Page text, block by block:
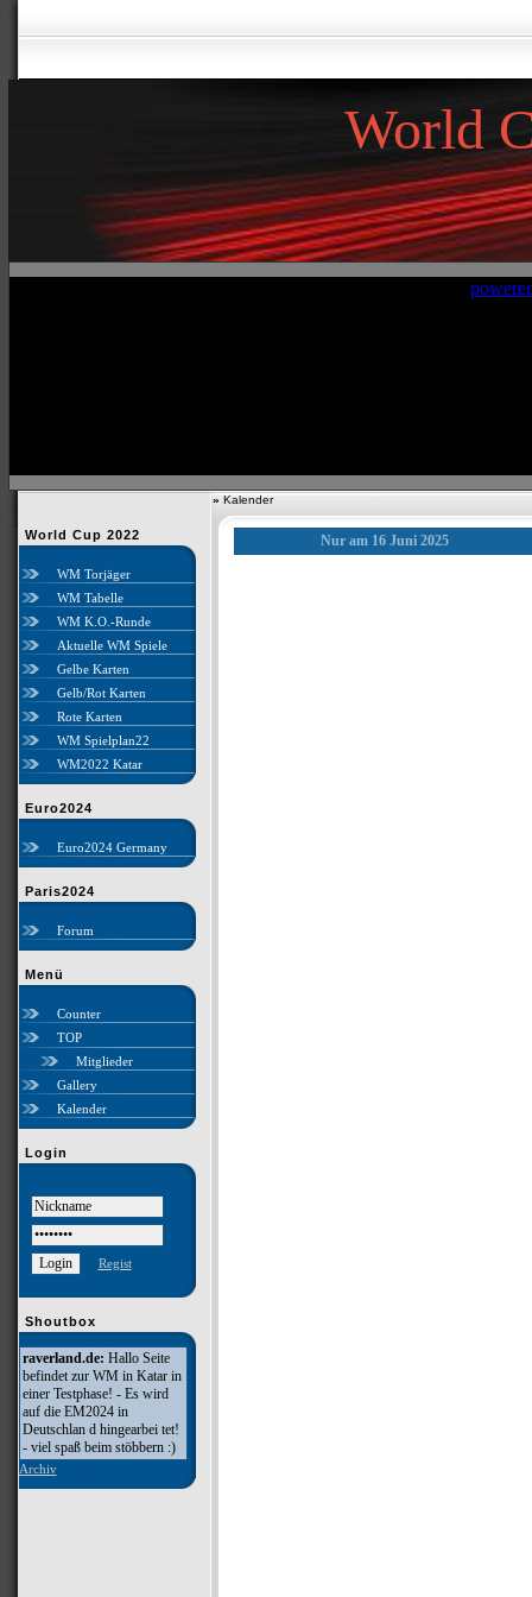
World
» Kalender
World Cup 2022
WM Torjäger
WM Tabelle
WM K.O.-Runde
Aktuelle WM Spiele
Gelbe Karten
Gelb/Rot Karten
Rote Karten
WM Spielplan22
WM2022 Katar
Euro2024
Euro2024 Germany
Paris2024
Forum
Menü
Counter
TOP
Mitglieder
Gallery
Kalender
Login
Regist
Shoutbox
raverland.de: Hallo Seite
befindet zur WM in Katar in
einer Testphase! - Es wird
auf die EM2024 in
Deutschlan d hingearbei tet!
- viel spaß beim stöbbern :)
Archiv
Nur am 16 Juni 2025